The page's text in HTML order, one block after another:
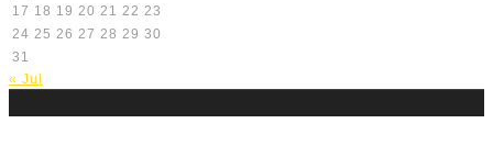
17 18 19 20 21 22 23
24 25 26 27 28 29 30
31
« Jul